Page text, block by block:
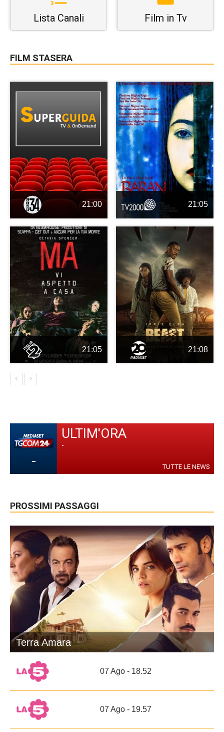
Lista Canali Film in Tv
FILM STASERA
21:00 21:05
21:05 21:08
-
ULTIM'ORA
-
TUTTE LE NEWS
PROSSIMI PASSAGGI
Terra Amara
07 Ago - 18.52
07 Ago - 19.57